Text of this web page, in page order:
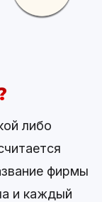
либо
фирмы
и каждый